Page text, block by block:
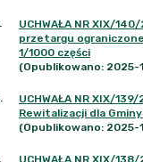
.
UCHWAŁA NR XIX/
przetargu
1/1000 części
(Opublikowano: 2025-
.
UCHWAŁA NR XIX/
Rewitalizacji dla
(Opublikowano: 2025-
.
UCHWAŁA NR XIX/